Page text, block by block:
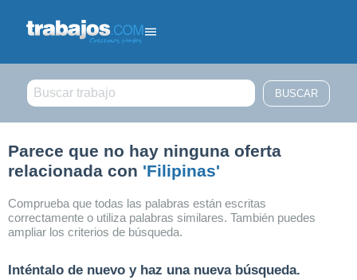
Parece que no hay ninguna oferta
relacionada con 'Filipinas'
Comprueba que todas las palabras están escritas
correctamente o utiliza palabras similares. También puedes
ampliar los criterios de búsqueda.
Inténtalo de nuevo y haz una nueva búsqueda.